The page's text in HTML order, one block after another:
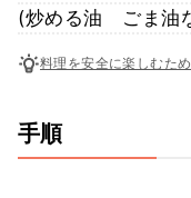
(炒める油 ごま油
料理を安全に楽しむた
手順